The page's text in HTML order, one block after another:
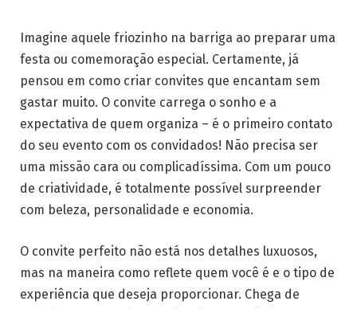
Imagine aquele friozinho na barriga ao preparar uma
festa ou comemoração especial. Certamente, já
pensou em como criar convites que encantam sem
gastar muito. O convite carrega o sonho e a
expectativa de quem organiza – é o primeiro contato
do seu evento com os convidados! Não precisa ser
uma missão cara ou complicadíssima. Com um pouco
de criatividade, é totalmente possível surpreender
com beleza, personalidade e economia.
O convite perfeito não está nos detalhes luxuosos,
mas na maneira como reflete quem você é e o tipo de
experiência que deseja proporcionar. Chega de